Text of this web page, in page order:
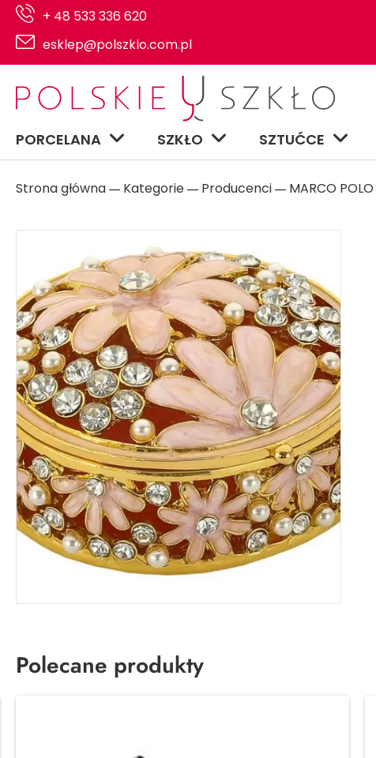
+ 48 533 336 620
esklep@polszklo.com.pl
PORCELANA SZKŁO SZTUĆCE
Strona główna ― Kategorie ― Producenci ― MARCO POLO
Polecane produkty